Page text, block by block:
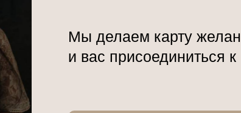
Мы делаем карту
и вас присоединиться